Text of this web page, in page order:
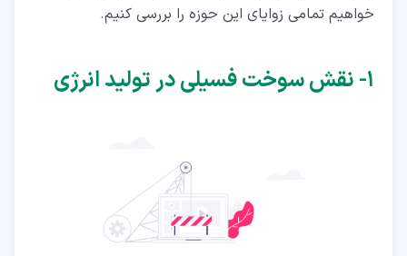
۵‏- مزایا و معایب سوخت های فسیلی
خواهیم تمامی زوایای این حوزه را بررسی کنیم.
۱‏- نقش سوخت فسیلی در تولید انرژی